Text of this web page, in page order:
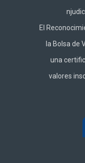
El
la Bolsa de
una
valores